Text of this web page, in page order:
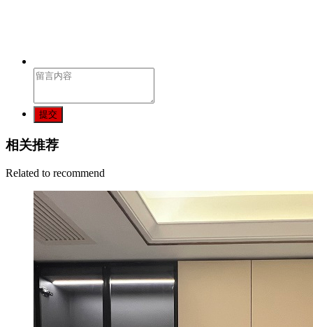
提交
相关推荐
Related to recommend